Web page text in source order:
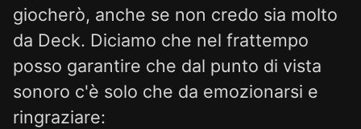
giocherò, anche se non credo sia molto
da Deck. Diciamo che nel frattempo
posso garantire che dal punto di vista
sonoro c'è solo che da emozionarsi e
ringraziare: